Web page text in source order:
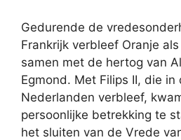
Gedurende de
Frankrijk verbleef Oranje
samen met de hertog van
Egmond. Met Filips II, die
Nederlanden verbleef,
persoonlijke betrekking te
het sluiten van de Vrede